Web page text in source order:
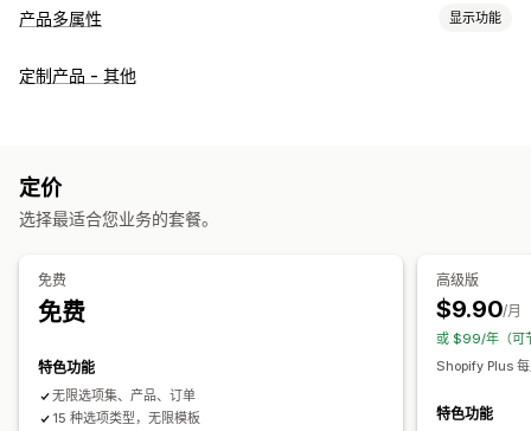
产品多属性 显示功能
自定义
定价
设置费用
库存
定制产品 - 其他
定价
选择最适合您业务的套餐。
免费
免费
特色功能
无限选项集、产品、订单
15 种选项类型，无限模板
高级版
$9.90/月
或 $99/年（可
Shopify Plus
特色功能